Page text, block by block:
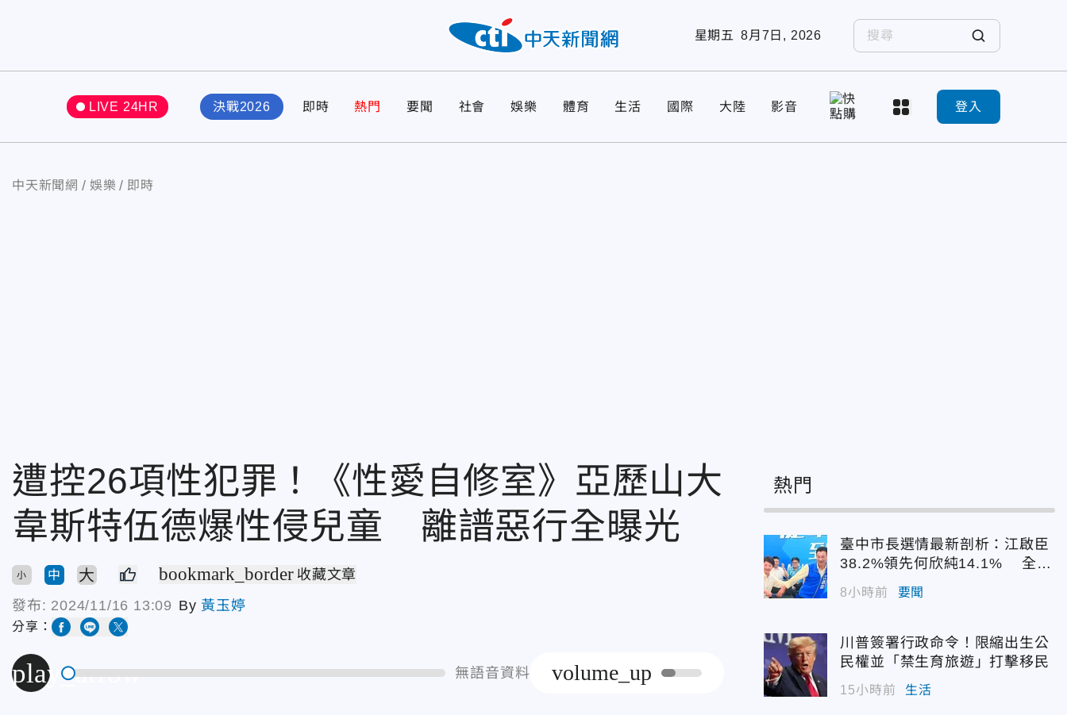
星期五 8月7日, 2026
LIVE 24HR 決戰2026 即時 熱門 要聞 社會 娛樂 體育 生活 國際 大陸 影音 登入
中天新聞網 娛樂 即時
遭控26項性犯罪！《性愛自修室》亞歷山大
韋斯特伍德爆性侵兒童 離譜惡行全曝光
小 中 大 bookmark_border 收藏文章
發布: 2024/11/16 13:09 By 黃玉婷
分享：
play_arrow 無語音資料 volume_up
熱門
臺中市長選情最新剖析：江啟臣
38.2%領先何欣純14.1% 全世
代支持度全面居首
8小時前 要聞
川普簽署行政命令！限縮出生公
民權並「禁生育旅遊」打擊移民
15小時前 生活